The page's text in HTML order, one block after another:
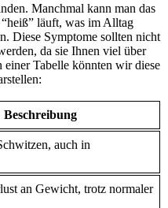
Manchmal kann man das‌
läuft, was im⁣ Alltag
Diese Symptome sollten nicht
da sie Ihnen viel ⁢über
Tabelle könnten wir diese
Beschreibung
auch in
an Gewicht, trotz ‌normaler